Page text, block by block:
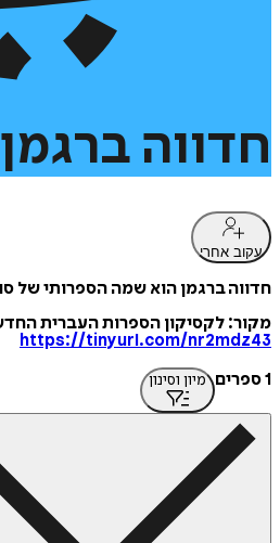
חדווה ברגמן
עקוב אחרי
חדווה ברגמן הוא שמה הספרותי של
מקור: לקסיקון הספרות העברית
https://tinyurl.com/nr2mdz43
1 ספרים
מיון וסינון